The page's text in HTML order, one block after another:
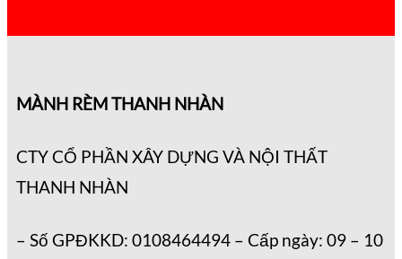
MÀNH RÈM THANH NHÀN
CTY CỔ PHẦN XÂY DỰNG VÀ NỘI THẤT
THANH NHÀN
– Số GPĐKKD: 0108464494 – Cấp ngày: 09 – 10